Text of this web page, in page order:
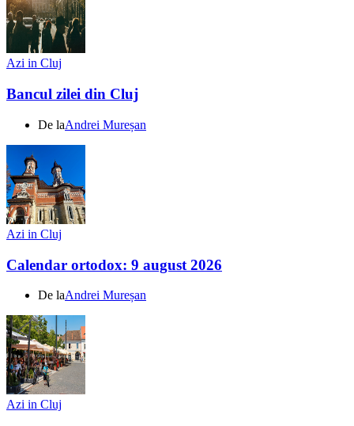
Azi in Cluj
Bancul zilei din Cluj
De laAndrei Mureșan
Azi in Cluj
Calendar ortodox: 9 august 2026
De laAndrei Mureșan
Azi in Cluj